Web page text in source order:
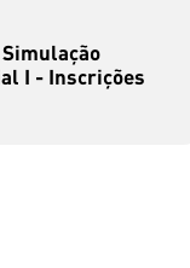
I - Inscrições